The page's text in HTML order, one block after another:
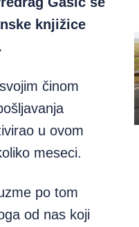
knjižice
činom
u ovom
meseci.
po tom
od nas koji